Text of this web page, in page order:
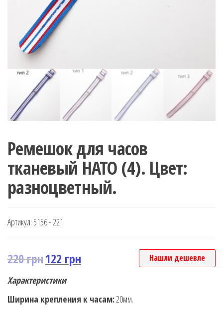
Ремешок для часов
тканевый НАТО (4). Цвет:
разноцветный.
Артикул:5156 - 221
220грн122 грн Нашли дешевле
Характеристики
Ширина крепления к часам:20мм.